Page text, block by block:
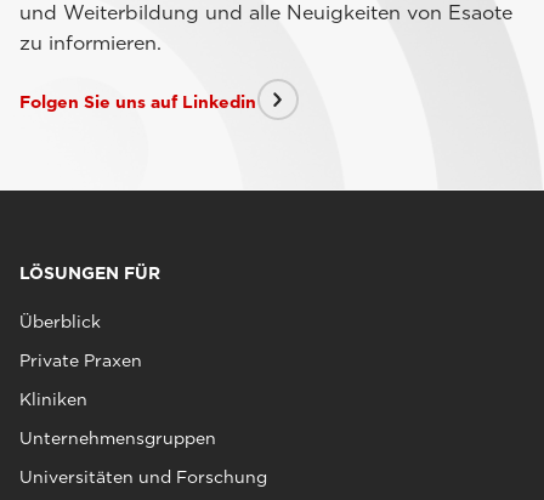
und Weiterbildung und alle Neuigkeiten von Esaote
zu informieren.
Folgen Sie uns auf Linkedin
LÖSUNGEN FÜR
Überblick
Private Praxen
Kliniken
Unternehmensgruppen
Universitäten und Forschung